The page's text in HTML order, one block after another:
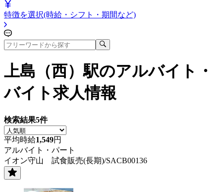
特徴を選択(時給・シフト・期間など)
上島（西）駅のアルバイト・
バイト求人情報
検索結果5件
平均時給1,549円
アルバイト・パート
イオン守山 試食販売(長期)/SACB00136